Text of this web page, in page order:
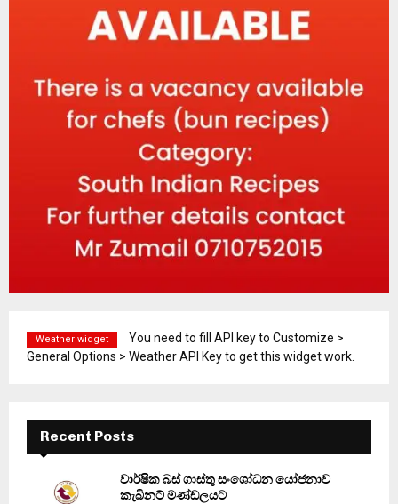
Weather widget
You need to fill API key to Customize >
General Options > Weather API Key to get this widget work.
Recent Posts
වාර්ෂික බස් ගාස්තු සංශෝධන යෝජනාව
කැබිනට් මණ්ඩලයට